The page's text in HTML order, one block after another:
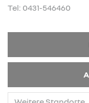
Tel: 0431-546460